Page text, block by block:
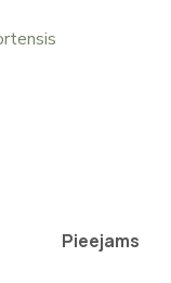
Pieejams